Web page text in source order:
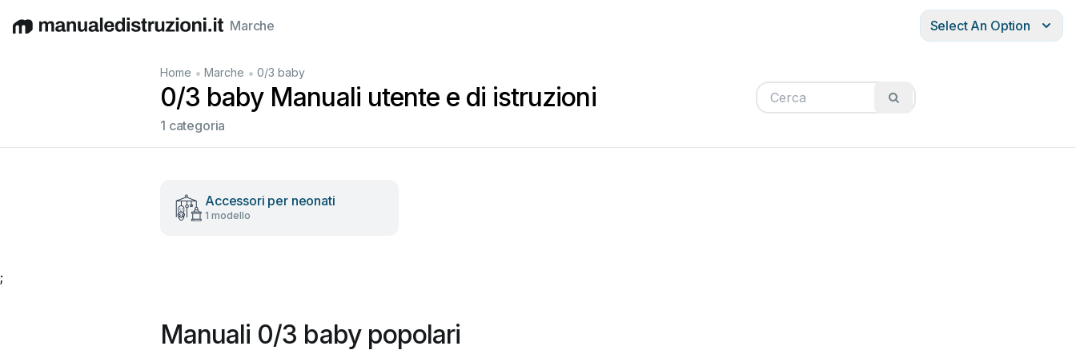
EnglishDeutschEspañol Italiano Français
Marche Select An Option
Home • Marche • 0/3 baby
0/3 baby Manuali utente e di istruzioni
1 categoria
Accessori per neonati
1 modello
;
Manuali 0/3 baby popolari